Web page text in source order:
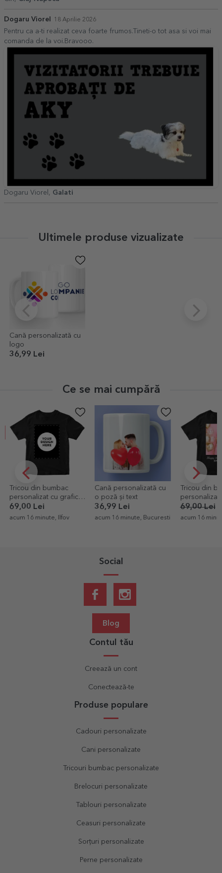
Dogaru Viorel 18 Aprilie 2026
Pentru ca a-ti realizat ceva foarte frumos.Tineti-o tot asa si voi mai
comanda de la voi.Bravooo.
Dogaru Viorel, Galati
Ultimele produse vizualizate
Cană personalizată cu
logo
36,99 Lei
Ce se mai cumpără
Cană personalizată cu
o poză și text
36,99 Lei
acum 16 minute, Bucuresti
-30%
Tricou din bumbac
personalizat cu o poză
tip portret și text
69,00 Lei
acum 16 minute, Bucuresti
EXCLUSIV
Card
cu text și
Carte
14,99 Lei
acum 37
Social
Blog
Contul tău
Creează un cont
Conectează-te
Produse populare
Cadouri personalizate
Cani personalizate
Tricouri bumbac personalizate
Brelocuri personalizate
Tablouri personalizate
Ceasuri personalizate
Sorțuri personalizate
Perne personalizate